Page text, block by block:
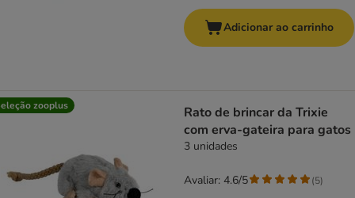
Adicionar ao carrinho
zooplus
Rato de brincar da Trixie
com erva-gateira para gatos
3 unidades
Avaliar: 4.6/5 (5)